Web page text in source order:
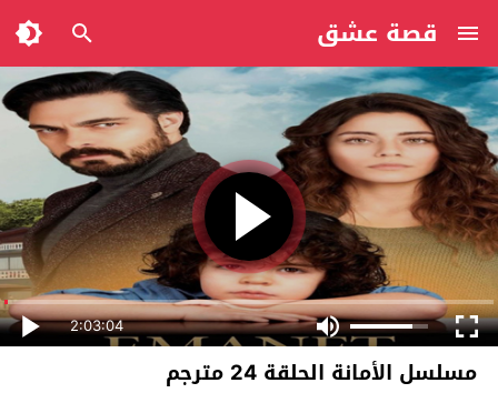
قصة عشق
2:03:04
مسلسل الأمانة الحلقة 24 مترجم